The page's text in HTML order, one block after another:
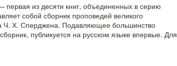
из десяти книг, объединенных в серию
собой сборник проповедей великого
Ч. Х. Сперджена. Подавляющее большинство
публикуется на русском языке впервые. Для